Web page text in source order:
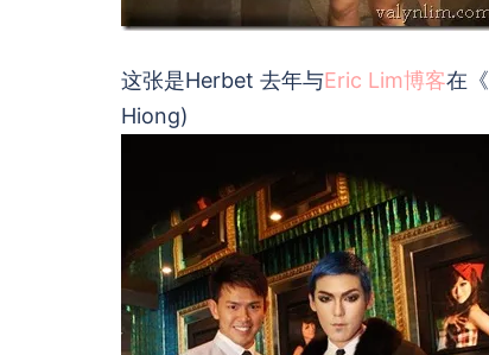
这张是Herbet 去年与Eric Lim博客在《
Hiong)